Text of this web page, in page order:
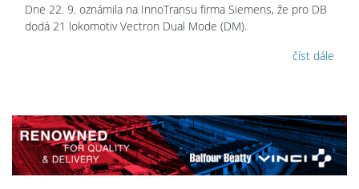
Dne 22. 9. oznámila na InnoTransu firma Siemens, že pro DB
dodá 21 lokomotiv Vectron Dual Mode (DM).
číst dále